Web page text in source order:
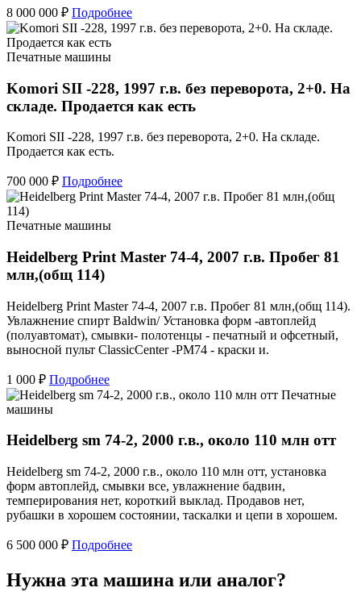
8 000 000 ₽ Подробнее
Печатные машины
Komori SII -228, 1997 г.в. без переворота, 2+0. На
складе. Продается как есть
Komori SII -228, 1997 г.в. без переворота, 2+0. На складе.
Продается как есть.
700 000 ₽ Подробнее
Печатные машины
Heidelberg Print Master 74-4, 2007 г.в. Пробег 81
млн,(общ 114)
Heidelberg Print Master 74-4, 2007 г.в. Пробег 81 млн,(общ 114).
Увлажнение спирт Baldwin/ Установка форм -автоплейд
(полуавтомат), смывки- полотенцы - печатный и офсетный,
выносной пульт ClassicCenter -PM74 - краски и.
1 000 ₽ Подробнее
Печатные
машины
Heidelberg sm 74-2, 2000 г.в., около 110 млн отт
Heidelberg sm 74-2, 2000 г.в., около 110 млн отт, установка
форм автоплейд, смывки все, увлажнение бадвин,
темперирования нет, короткий выклад. Продавов нет,
рубашки в хорошем состоянии, таскалки и цепи в хорошем.
6 500 000 ₽ Подробнее
Нужна эта машина или аналог?